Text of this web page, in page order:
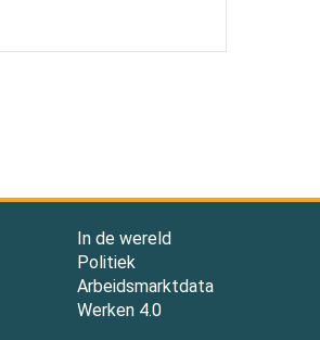
In de wereld
Politiek
Arbeidsmarktdata
Werken 4.0